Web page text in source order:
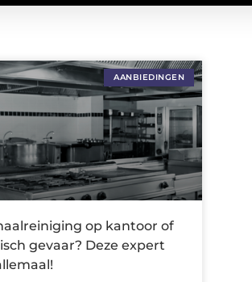
AANBIEDINGEN
op kantoor of
gevaar? Deze expert